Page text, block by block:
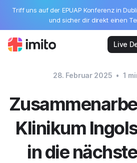
Triff uns auf der EPUAP Konferenz in
und sicher dir direkt einen
Live
28. Februar 2025 • 1
Klinikum
in die